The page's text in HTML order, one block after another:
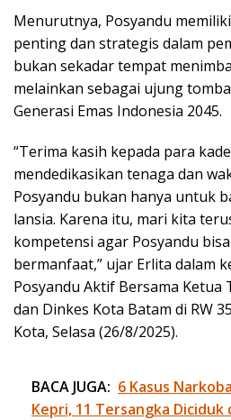
Menurutnya, Posyandu
penting dan strategis dalam
bukan sekadar tempat
melainkan sebagai ujung
Generasi Emas Indonesia 2045.
“Terima kasih kepada para
mendedikasikan tenaga dan
Posyandu bukan hanya untuk
lansia. Karena itu, mari kita
kompetensi agar Posyandu
bermanfaat,” ujar Erlita dalam
Posyandu Aktif Bersama Ketua
dan Dinkes Kota Batam di RW
Kota, Selasa (26/8/2025).
BACA JUGA: 6 Kasus
Kepri, 11 Tersangka Diciduk